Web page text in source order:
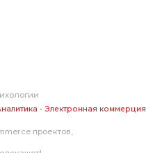
• Электронная коммерция
проектов,